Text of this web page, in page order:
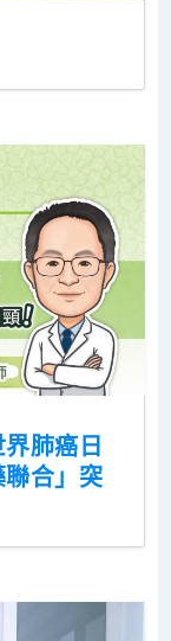
肺癌日
合」突